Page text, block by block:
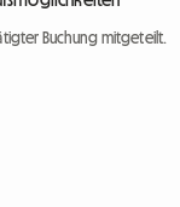
Buchung mitgeteilt.